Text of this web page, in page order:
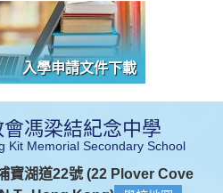
馮梁結紀念中學
Kit Memorial Secondary School
寶湖道22號 (22 Plover Cove